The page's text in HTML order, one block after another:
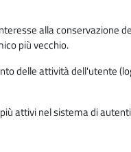
alla conservazione
più vecchio.
delle attività dell'utente
attivi nel sistema di